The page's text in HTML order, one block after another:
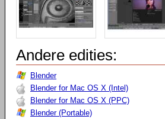
Andere edities:
Blender
Blender for Mac OS X (Intel)
Blender for Mac OS X (PPC)
Blender (Portable)